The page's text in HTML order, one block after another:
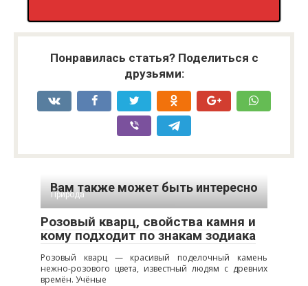
Понравилась статья? Поделиться с
друзьями:
Вам также может быть интересно
Природа
Розовый кварц, свойства камня и
кому подходит по знакам зодиака
Розовый кварц — красивый поделочный камень
нежно-розового цвета, известный людям с древних
времён. Учёные